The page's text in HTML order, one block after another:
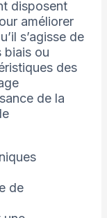
disposent
améliorer
s’agisse de
biais ou
des
de la
de